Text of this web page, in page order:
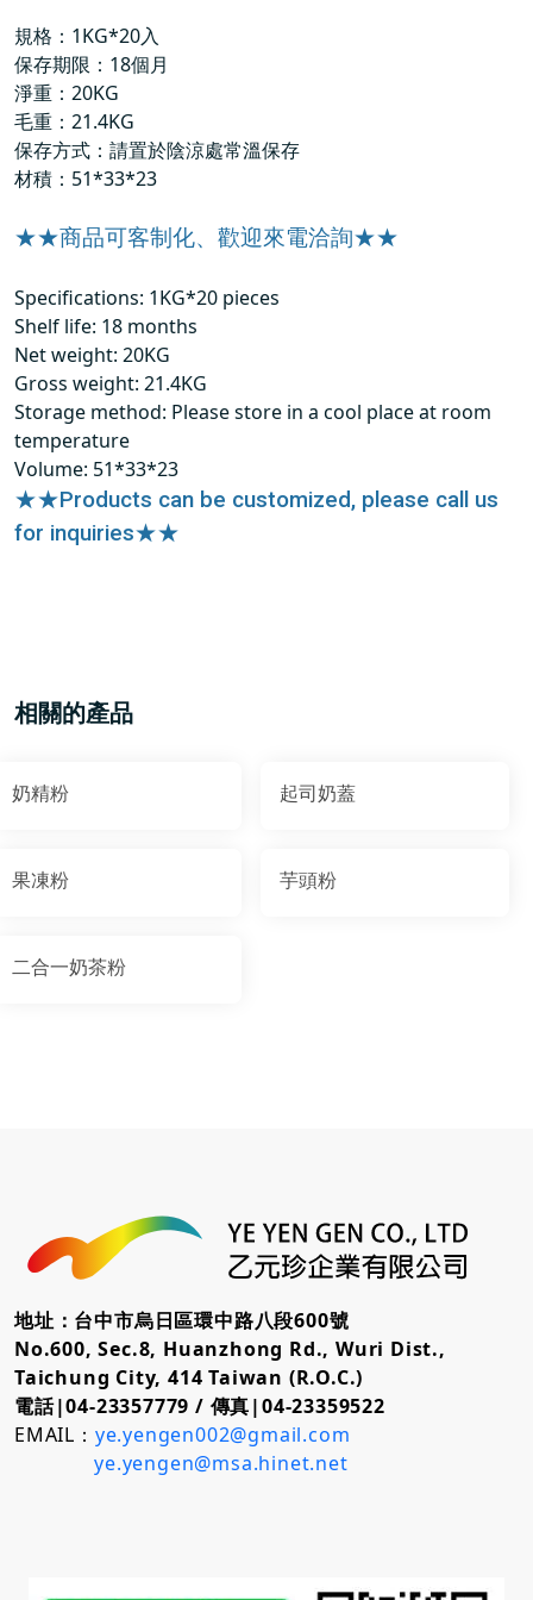
規格：1KG*20入
保存期限：18個月
淨重：20KG
毛重：21.4KG
保存方式：請置於陰涼處常溫保存
材積：51*33*23
★★商品可客制化、歡迎來電洽詢★★
Specifications: 1KG*20 pieces
Shelf life: 18 months
Net weight: 20KG
Gross weight: 21.4KG
Storage method: Please store in a cool place at room
temperature
Volume: 51*33*23
★★Products can be customized, please call us
for inquiries★★
相關的產品
奶精粉 起司奶蓋
果凍粉 芋頭粉
二合一奶茶粉
地址：台中市烏日區環中路八段600號
No.600, Sec.8, Huanzhong Rd., Wuri Dist.,
Taichung City, 414 Taiwan (R.O.C.)
電話|04-23357779 / 傳真|04-23359522
EMAIL： ye.yengen002@gmail.com
ye.yengen@msa.hinet.net